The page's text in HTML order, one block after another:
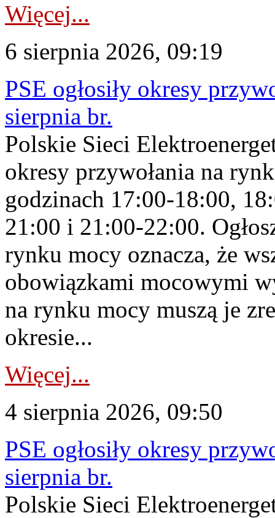
Więcej...
6 sierpnia 2026, 09:19
PSE ogłosiły okresy
sierpnia br.
Polskie Sieci
okresy przywołania na
godzinach 17:00-18:00,
21:00 i 21:00-22:00.
rynku mocy oznacza, że
obowiązkami mocowymi
na rynku mocy muszą je
okresie...
Więcej...
4 sierpnia 2026, 09:50
PSE ogłosiły okresy
sierpnia br.
Polskie Sieci